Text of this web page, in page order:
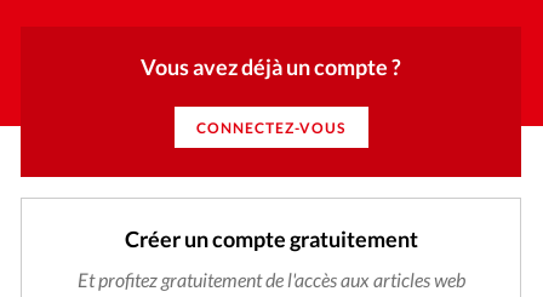
Vous avez déjà un compte ?
CONNECTEZ-VOUS
Créer un compte gratuitement
Et profitez gratuitement de l'accès aux articles web